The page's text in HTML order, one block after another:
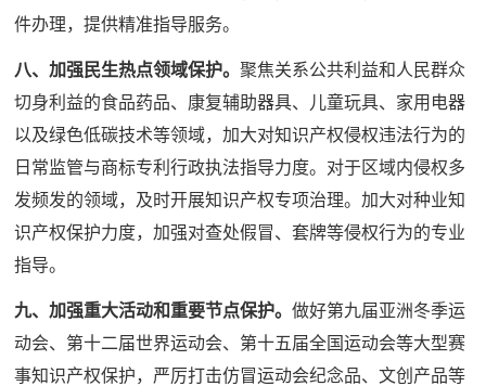
件办理，提供精准指导服务。
八、加强民生热点领域保护。聚焦关系公共利益和人民群众
切身利益的食品药品、康复辅助器具、儿童玩具、家用电器
以及绿色低碳技术等领域，加大对知识产权侵权违法行为的
日常监管与商标专利行政执法指导力度。对于区域内侵权多
发频发的领域，及时开展知识产权专项治理。加大对种业知
识产权保护力度，加强对查处假冒、套牌等侵权行为的专业
指导。
九、加强重大活动和重要节点保护。做好第九届亚洲冬季运
动会、第十二届世界运动会、第十五届全国运动会等大型赛
事知识产权保护，严厉打击仿冒运动会纪念品、文创产品等